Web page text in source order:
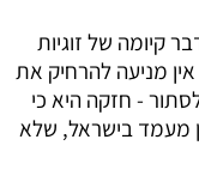
קיומה של זוגיות
מניעה להרחיק את
- חזקה היא כי
מעמד בישראל, שלא